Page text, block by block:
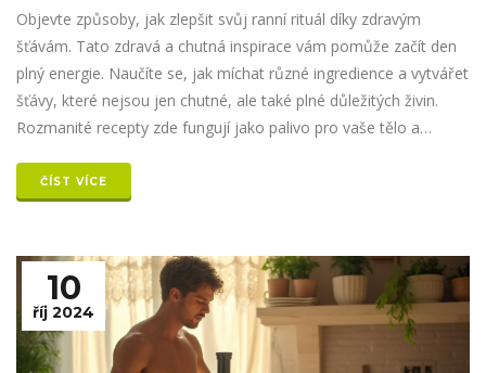
Objevte způsoby, jak zlepšit svůj ranní rituál díky zdravým
šťávám. Tato zdravá a chutná inspirace vám pomůže začít den
plný energie. Naučíte se, jak míchat různé ingredience a vytvářet
šťávy, které nejsou jen chutné, ale také plné důležitých živin.
Rozmanité recepty zde fungují jako palivo pro vaše tělo a
ČÍST VÍCE
10
říj 2024